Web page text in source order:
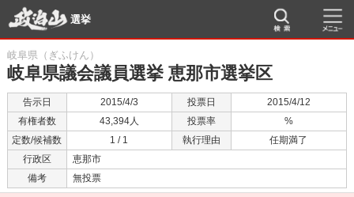
選挙
岐阜県（ぎふけん）
岐阜県議会議員選挙 恵那市選挙区
告示日 2015/4/3 投票日
2015/4/12
有権者数
43,394人 投票率
%
定数/候補数
1 / 1 執行理由
任期満了
行政区
恵那市
備考
無投票